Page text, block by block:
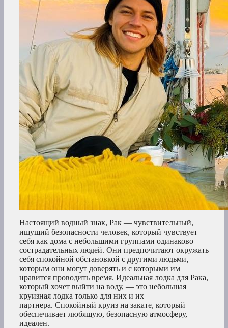
Настоящий водный знак, Рак — чувствительный,
ищущий безопасности человек, который чувствует
себя как дома с небольшими группами одинаково
сострадательных людей. Они предпочитают окружать
себя спокойной обстановкой с другими людьми,
которым они могут доверять и с которыми им
нравится проводить время. Идеальная лодка для Рака,
который хочет выйти на воду, — это небольшая
круизная лодка только для них и их
партнера. Спокойный круиз на закате, который
обеспечивает любящую, безопасную атмосферу,
идеален.